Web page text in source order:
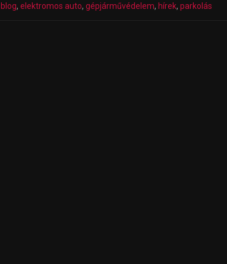
blog, elektromos auto, gépjárművédelem, hírek, parkolás